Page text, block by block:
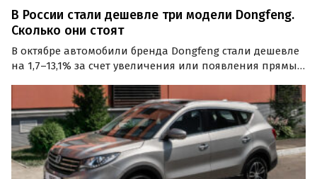
В России стали дешевле три модели Dongfeng.
Сколько они стоят
В октябре автомобили бренда Dongfeng стали дешевле
на 1,7–13,1% за счет увеличения или появления прямых
прежнем уровне, выяснили «Автоновости дня».